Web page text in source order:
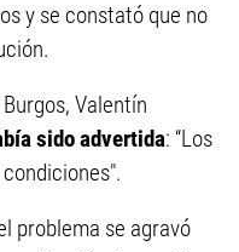
y se constató que no
Valentín
sido advertida: “Los
problema se agravó